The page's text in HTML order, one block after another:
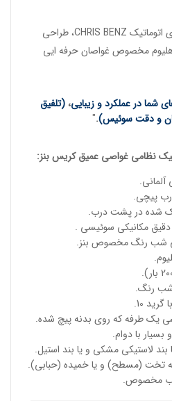
CHRIS BENZ، طراحی
هلیوم مخصوص غواصان حرفه ایی
شما در عملکرد و زیبایی، (تلفیق
و دقت سوئیس).
"
نظامی غواصی عمیقکریس بنز:
پیچی.
شده در پشت درب.
دقیق مکانیکی سوئیسی .
شب رنگ مخصوص بنز.
شب رنگ.
10.
یک طرفه که روی بدنه پیچ شده.
بسیار با دوام.
لاستیکی مشکی و یا بند استیل.
تخت (مسطح) و یا خمیده (حبابی).
آب مخصوص.